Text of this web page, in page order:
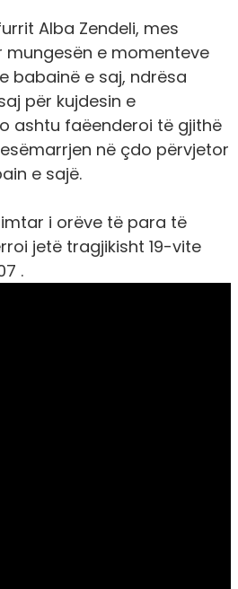
Alba Zendeli, mes
e momenteve
babainë e saj, ndrësa
për kujdesin e
ashtu faëenderoi të gjithë
në çdo përvjetor
e sajë.
i orëve të para të
jetë tragjikisht 19-vite
.